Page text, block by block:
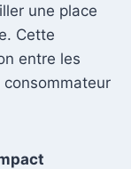
une place
Cette
entre les